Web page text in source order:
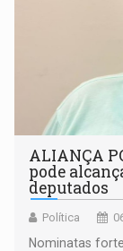
ALIANÇA
pode
deputados
Política
Nominatas